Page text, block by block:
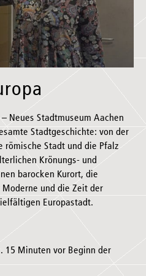
– Neues Stadtmuseum Aachen
Stadtgeschichte: von der
römische Stadt und die Pfalz
Krönungs- und
barocken Kurort, die
Moderne und die Zeit der
Europastadt.
15 Minuten vor Beginn der